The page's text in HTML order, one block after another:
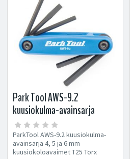
Park Tool AWS-9.2
kuusiokulma-avainsarja
ParkTool AWS-9.2 kuusiokulma-
avainsarja 4, 5 ja 6 mm
kuusiokoloavaimet T25 Torx